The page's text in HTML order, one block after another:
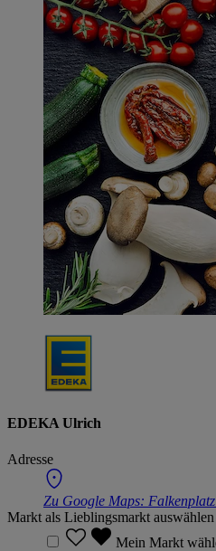
EDEKA Ulrich
Adresse
Zu Google Maps:
Markt als Lieblingsmarkt auswählen
Mein Markt